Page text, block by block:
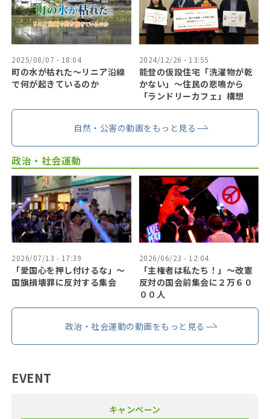
2025/08/07 - 18:04
町の水が枯れた～リニア沿線
で何が起きているのか
2024/12/26 - 13:55
能登の仮設住宅「洗濯物が乾
かない」〜住民の悲鳴から
「ランドリーカフェ」構想
自然・公害の動画をもっと見る
政治・社会運動
2026/07/13 - 17:39
「愛国心を押し付けるな」〜
国旗損壊罪に反対する集会
2026/06/23 - 12:04
「主権者は私たち！」〜改憲
反対の国会前集会に２万６０
００人
政治・社会運動の動画をもっと見る
EVENT
キャンペーン